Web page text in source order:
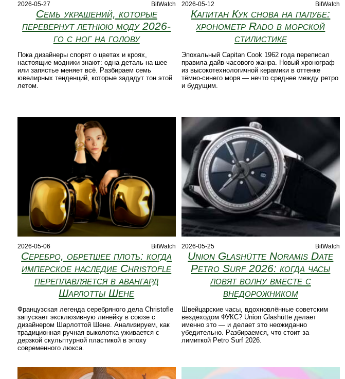
2026-05-27 BitWatch
Семь украшений, которые
перевернут летнюю моду 2026-
го с ног на голову
Пока дизайнеры спорят о цветах и кроях,
настоящие модники знают: одна деталь на шее
или запястье меняет всё. Разбираем семь
ювелирных тенденций, которые зададут тон этой
летом.
2026-05-12 BitWatch
Капитан Кук снова на палубе:
хронометр Rado в морской
стилистике
Эпохальный Capitan Cook 1962 года переписал
правила дайв-часового жанра. Новый хронограф
из высокотехнологичной керамики в оттенке
тёмно-синего моря — нечто среднее между ретро
и будущим.
2026-05-06 BitWatch
Серебро, обретшее плоть: когда
имперское наследие Christofle
переплавляется в авангард
Шарлотты Шене
Французская легенда серебряного дела Christofle
запускает эксклюзивную линейку в союзе с
дизайнером Шарлоттой Шене. Анализируем, как
традиционная ручная выколотка уживается с
дерзкой скульптурной пластикой в эпоху
современного люкса.
2026-05-25 BitWatch
Union Glashütte Noramis Date
Petro Surf 2026: когда часы
ловят волну вместе с
внедорожником
Швейцарские часы, вдохновлённые советским
вездеходом ФУКС? Union Glashütte делает
именно это — и делает это неожиданно
убедительно. Разбираемся, что стоит за
лимиткой Petro Surf 2026.